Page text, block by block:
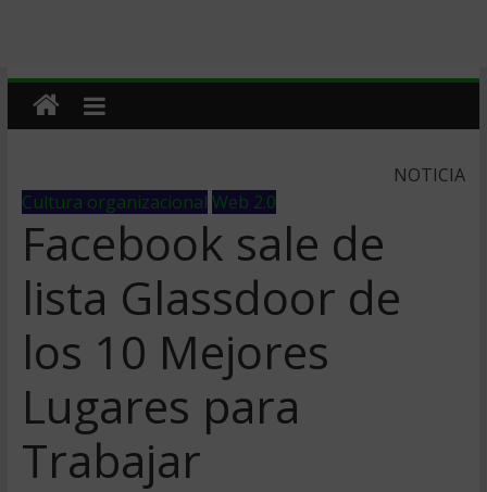
NOTICIA
Cultura organizacional Web 2.0
Facebook sale de
lista Glassdoor de
los 10 Mejores
Lugares para
Trabajar